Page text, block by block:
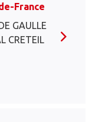
France
GAULLE
CRETEIL